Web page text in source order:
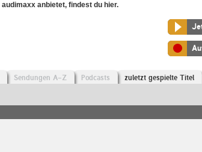
audimaxx anbietet, findest du hier.
Sendungen A-Z Podcasts zuletzt gespielte Titel